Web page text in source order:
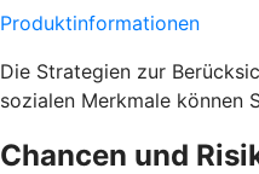
Produktinformationen
Die Strategien zur
sozialen Merkmale können
Chancen und